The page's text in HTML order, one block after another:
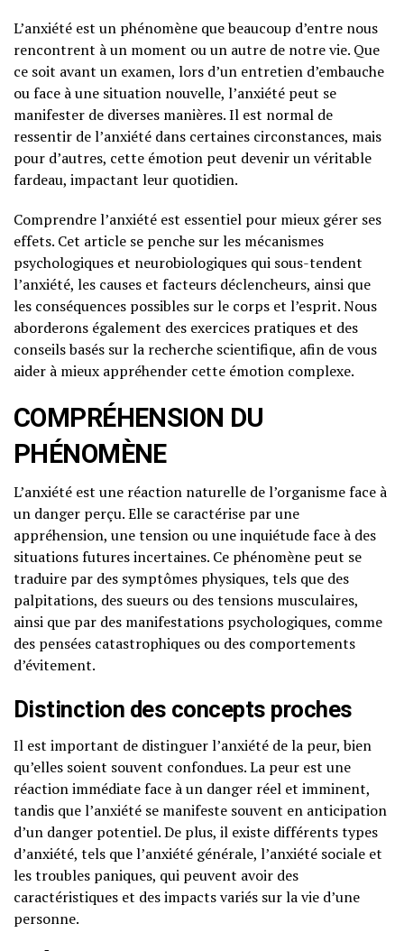
L’anxiété est un phénomène que beaucoup d’entre nous
rencontrent à un moment ou un autre de notre vie. Que
ce soit avant un examen, lors d’un entretien d’embauche
ou face à une situation nouvelle, l’anxiété peut se
manifester de diverses manières. Il est normal de
ressentir de l’anxiété dans certaines circonstances, mais
pour d’autres, cette émotion peut devenir un véritable
fardeau, impactant leur quotidien.
Comprendre l’anxiété est essentiel pour mieux gérer ses
effets. Cet article se penche sur les mécanismes
psychologiques et neurobiologiques qui sous-tendent
l’anxiété, les causes et facteurs déclencheurs, ainsi que
les conséquences possibles sur le corps et l’esprit. Nous
aborderons également des exercices pratiques et des
conseils basés sur la recherche scientifique, afin de vous
aider à mieux appréhender cette émotion complexe.
COMPRÉHENSION DU
PHÉNOMÈNE
L’anxiété est une réaction naturelle de l’organisme face à
un danger perçu. Elle se caractérise par une
appréhension, une tension ou une inquiétude face à des
situations futures incertaines. Ce phénomène peut se
traduire par des symptômes physiques, tels que des
palpitations, des sueurs ou des tensions musculaires,
ainsi que par des manifestations psychologiques, comme
des pensées catastrophiques ou des comportements
d’évitement.
Distinction des concepts proches
Il est important de distinguer l’anxiété de la peur, bien
qu’elles soient souvent confondues. La peur est une
réaction immédiate face à un danger réel et imminent,
tandis que l’anxiété se manifeste souvent en anticipation
d’un danger potentiel. De plus, il existe différents types
d’anxiété, tels que l’anxiété générale, l’anxiété sociale et
les troubles paniques, qui peuvent avoir des
caractéristiques et des impacts variés sur la vie d’une
personne.